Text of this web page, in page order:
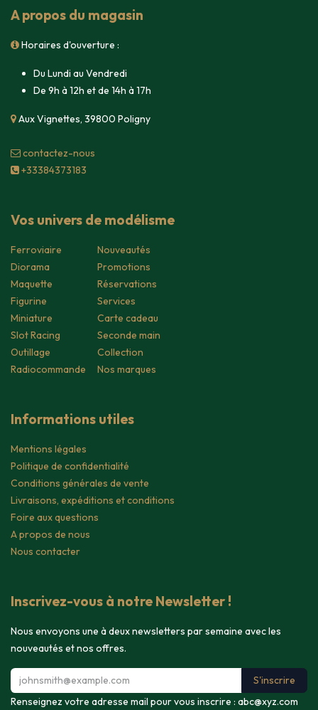
A propos du magasin
Horaires d'ouverture :
Du Lundi au Vendredi
De 9h à 12h et de 14h à 17h
Aux Vignettes, 39800 Poligny
contacte​z-nous
+33384373183
Vos univers de modélisme
Ferroviaire
Diorama
Maquette
Figurine
Miniature
Slot Racing
Outillage
Radiocommande
Nouveautés
Promotions
Réservations
Services
Carte cadeau
Seconde main
Collection
Nos marques
Informations utiles
Mentions légales
Politique de confidentialité
Conditions générales de vente
Livraisons, expéditions et conditions
Foire aux questions
A propos de nous
Nous contacter
Inscrivez-vous à notre Newsletter !
Nous envoyons une à deux newsletters par semaine avec les
nouveautés et nos offres.
S'inscrire
Renseignez votre adresse mail pour vous inscrire : abc@xyz.com